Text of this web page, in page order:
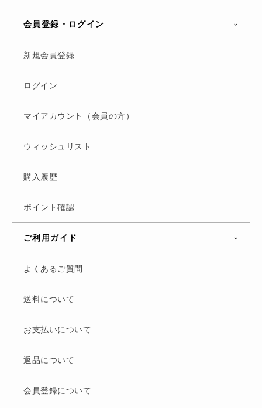
会員登録・ログイン
新規会員登録
ログイン
マイアカウント（会員の方）
ウィッシュリスト
購入履歴
ポイント確認
ご利用ガイド
よくあるご質問
送料について
お支払いについて
返品について
会員登録について